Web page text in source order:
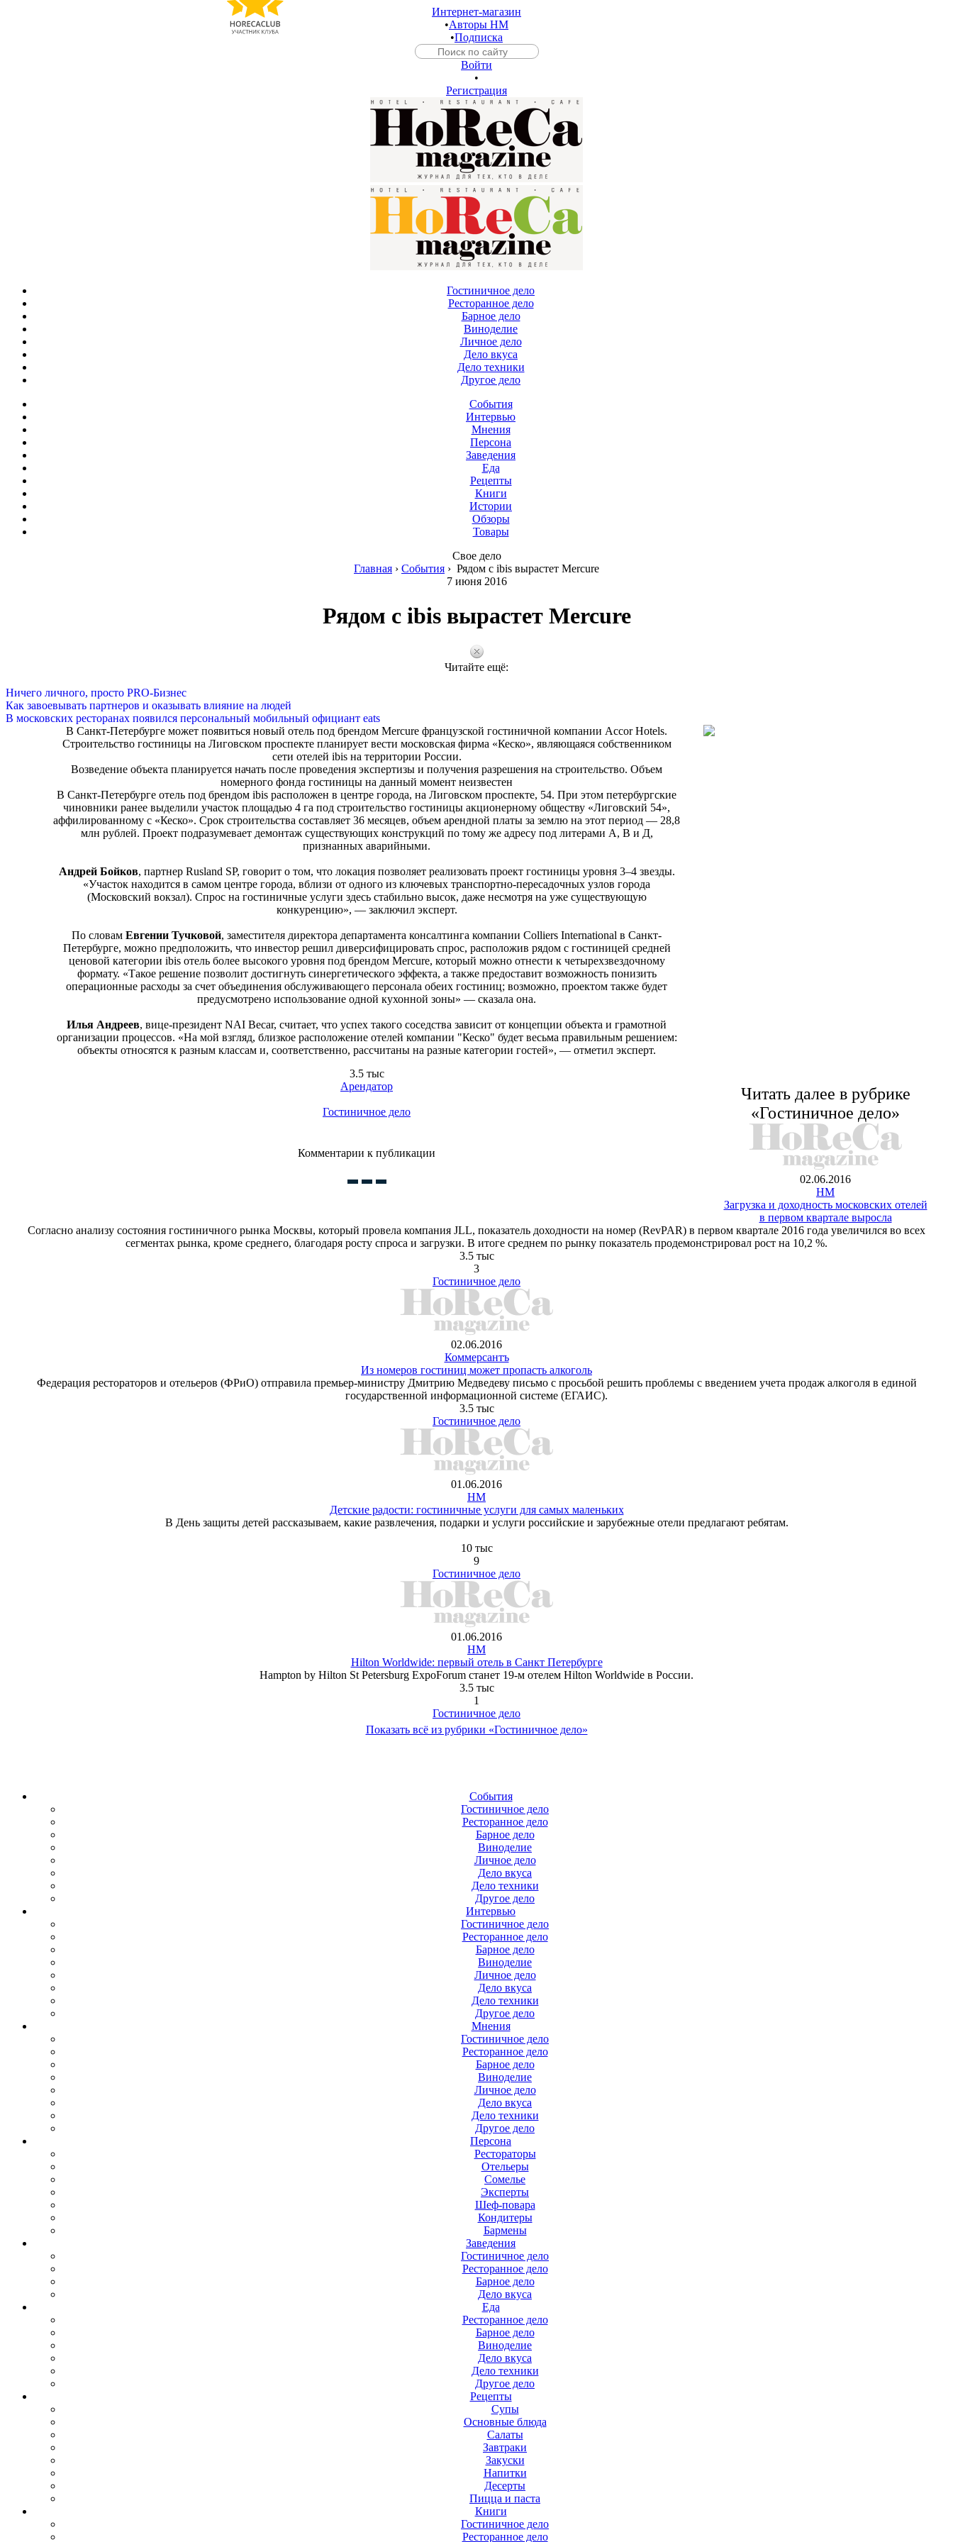
Интернет-магазин
•Авторы HM
•Подписка
Войти
•
Регистрация
Гостиничное дело
Ресторанное дело
Барное дело
Виноделие
Личное дело
Дело вкуса
Дело техники
Другое дело
События
Интервью
Мнения
Персона
Заведения
Еда
Рецепты
Книги
Истории
Обзоры
Товары
Свое дело
Главная › События › Рядом с ibis вырастет Mercure
7 июня 2016
Рядом с ibis вырастет Mercure
Читайте ещё:
Ничего личного, просто PRO-Бизнес
Как завоевывать партнеров и оказывать влияние на людей
В московских ресторанах появился персональный мобильный официант eats
В Санкт-Петербурге может появиться новый отель под брендом Mercure французской гостиничной компании Accor Hotels.
Строительство гостиницы на Лиговском проспекте планирует вести московская фирма «Кеско», являющаяся собственником
сети отелей ibis на территории России.
Возведение объекта планируется начать после проведения экспертизы и получения разрешения на строительство. Объем
номерного фонда гостиницы на данный момент неизвестен
В Санкт-Петербурге отель под брендом ibis расположен в центре города, на Лиговском проспекте, 54. При этом петербургские
чиновники ранее выделили участок площадью 4 га под строительство гостиницы акционерному обществу «Лиговский 54»,
аффилированному с «Кеско». Срок строительства составляет 36 месяцев, объем арендной платы за землю на этот период — 28,8
млн рублей. Проект подразумевает демонтаж существующих конструкций по тому же адресу под литерами А, В и Д,
признанных аварийными.
Андрей Бойков, партнер Rusland SP, говорит о том, что локация позволяет реализовать проект гостиницы уровня 3–4 звезды.
«Участок находится в самом центре города, вблизи от одного из ключевых транспортно-пересадочных узлов города
(Московский вокзал). Спрос на гостиничные услуги здесь стабильно высок, даже несмотря на уже существующую
конкуренцию», — заключил эксперт.
По словам Евгении Тучковой, заместителя директора департамента консалтинга компании Colliers International в Санкт-
Петербурге, можно предположить, что инвестор решил диверсифицировать спрос, расположив рядом с гостиницей средней
ценовой категории ibis отель более высокого уровня под брендом Mercure, который можно отнести к четырехзвездочному
формату. «Такое решение позволит достигнуть синергетического эффекта, а также предоставит возможность понизить
операционные расходы за счет объединения обслуживающего персонала обеих гостиниц; возможно, проектом также будет
предусмотрено использование одной кухонной зоны» — сказала она.
Илья Андреев, вице-президент NAI Becar, считает, что успех такого соседства зависит от концепции объекта и грамотной
организации процессов. «На мой взгляд, близкое расположение отелей компании "Кеско" будет весьма правильным решением:
объекты относятся к разным классам и, соответственно, рассчитаны на разные категории гостей», — отметил эксперт.
3.5 тыс
Арендатор
Гостиничное дело
Комментарии к публикации
Читать далее в рубрике
«Гостиничное дело»
02.06.2016
HM
Загрузка и доходность московских отелей
в первом квартале выросла
Согласно анализу состояния гостиничного рынка Москвы, который провела компания JLL, показатель доходности на номер (RevPAR) в первом квартале 2016 года увеличился во всех
сегментах рынка, кроме среднего, благодаря росту спроса и загрузки. В итоге среднем по рынку показатель продемонстрировал рост на 10,2 %.
3.5 тыс
3
Гостиничное дело
02.06.2016
Коммерсантъ
Из номеров гостиниц может пропасть алкоголь
Федерация рестораторов и отельеров (ФРиО) отправила премьер-министру Дмитрию Медведеву письмо с просьбой решить проблемы с введением учета продаж алкоголя в единой
государственной информационной системе (ЕГАИС).
3.5 тыс
Гостиничное дело
01.06.2016
HM
Детские радости: гостиничные услуги для самых маленьких
В День защиты детей рассказываем, какие развлечения, подарки и услуги российские и зарубежные отели предлагают ребятам.
10 тыс
9
Гостиничное дело
01.06.2016
HM
Hilton Worldwide: первый отель в Санкт Петербурге
Hampton by Hilton St Petersburg ExpoForum станет 19-м отелем Hilton Worldwide в России.
3.5 тыс
1
Гостиничное дело
Показать всё из рубрики «Гостиничное дело»
События
Гостиничное дело
Ресторанное дело
Барное дело
Виноделие
Личное дело
Дело вкуса
Дело техники
Другое дело
Интервью
Гостиничное дело
Ресторанное дело
Барное дело
Виноделие
Личное дело
Дело вкуса
Дело техники
Другое дело
Мнения
Гостиничное дело
Ресторанное дело
Барное дело
Виноделие
Личное дело
Дело вкуса
Дело техники
Другое дело
Персона
Рестораторы
Отельеры
Сомелье
Эксперты
Шеф-повара
Кондитеры
Бармены
Заведения
Гостиничное дело
Ресторанное дело
Барное дело
Дело вкуса
Еда
Ресторанное дело
Барное дело
Виноделие
Дело вкуса
Дело техники
Другое дело
Рецепты
Супы
Основные блюда
Салаты
Завтраки
Закуски
Напитки
Десерты
Пицца и паста
Книги
Гостиничное дело
Ресторанное дело